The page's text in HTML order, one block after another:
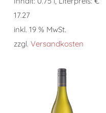
17.27
inkl. 19 % MwSt.
zzgl. Versandkosten